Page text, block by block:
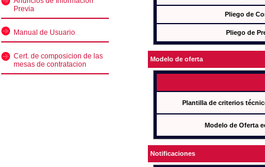
Previa
Manual de Usuario
Cert. de composicion de las
mesas de contratacion
Pliego de
Pliego de
Modelo de oferta
Plantilla de criterios
Modelo de Oferta
Notificaciones